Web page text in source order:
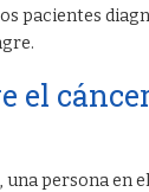
pacientes
el
una persona en